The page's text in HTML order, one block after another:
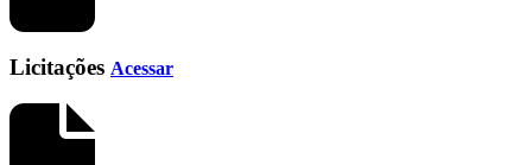
Licitações Acessar